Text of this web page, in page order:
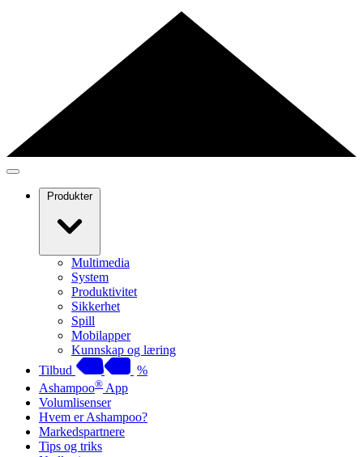
Produkter
Multimedia
System
Produktivitet
Sikkerhet
Spill
Mobilapper
Kunnskap og læring
Tilbud
%
Ashampoo® App
Volumlisenser
Hvem er Ashampoo?
Markedspartnere
Tips og triks